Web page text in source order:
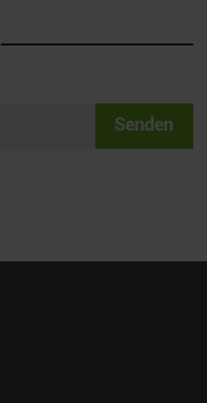
Senden